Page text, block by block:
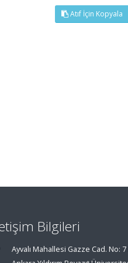
Atıf İçin Kopyala
Bilgileri
Ayvalı Mahallesi Gazze Cad. No: